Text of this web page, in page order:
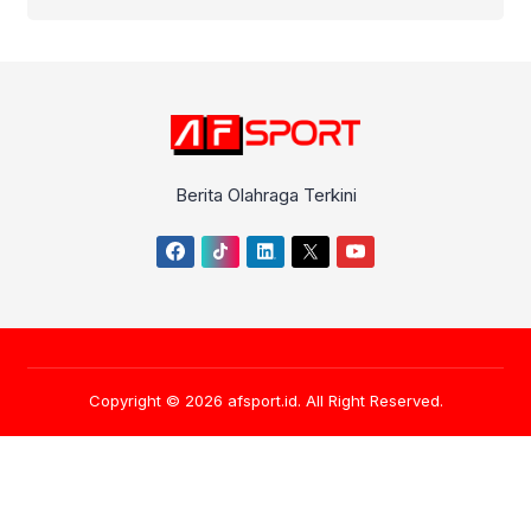
Berita Olahraga Terkini
Copyright © 2026 afsport.id. All Right Reserved.